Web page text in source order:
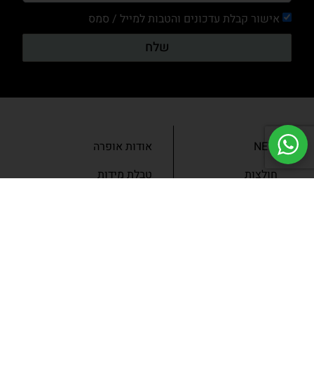
אישור קבלת עדכונים והטבות למייל / סמס
שלח
NEW
חולצות
אודות אופרה
טבלת מידות